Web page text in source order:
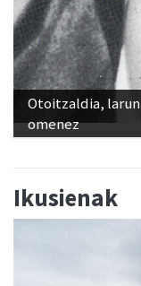
Otoitzaldia,
omenez
Ikusienak